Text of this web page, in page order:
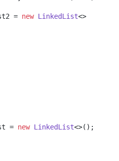
= new LinkedList<>
= new LinkedList<>();